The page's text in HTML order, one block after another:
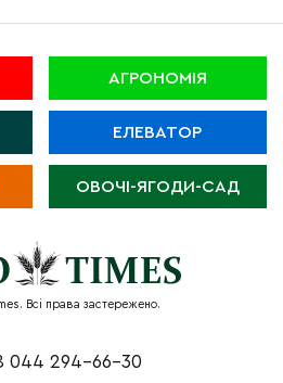
АГРОНОМІЯ
ЕЛЕВАТОР
ОВОЧІ-ЯГОДИ-САД
Всі права застережено.
044 294-66-30